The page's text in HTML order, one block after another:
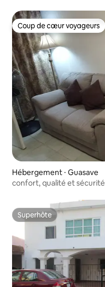
Coup de cœur voyageurs
Coup de cœur voyageurs
Hébergement ⋅ Guasave
confort, qualité et sécurité
Superhôte
Superhôte